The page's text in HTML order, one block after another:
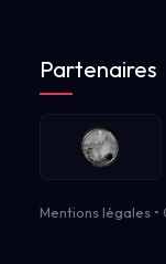
Partenaires
Mentions légales •